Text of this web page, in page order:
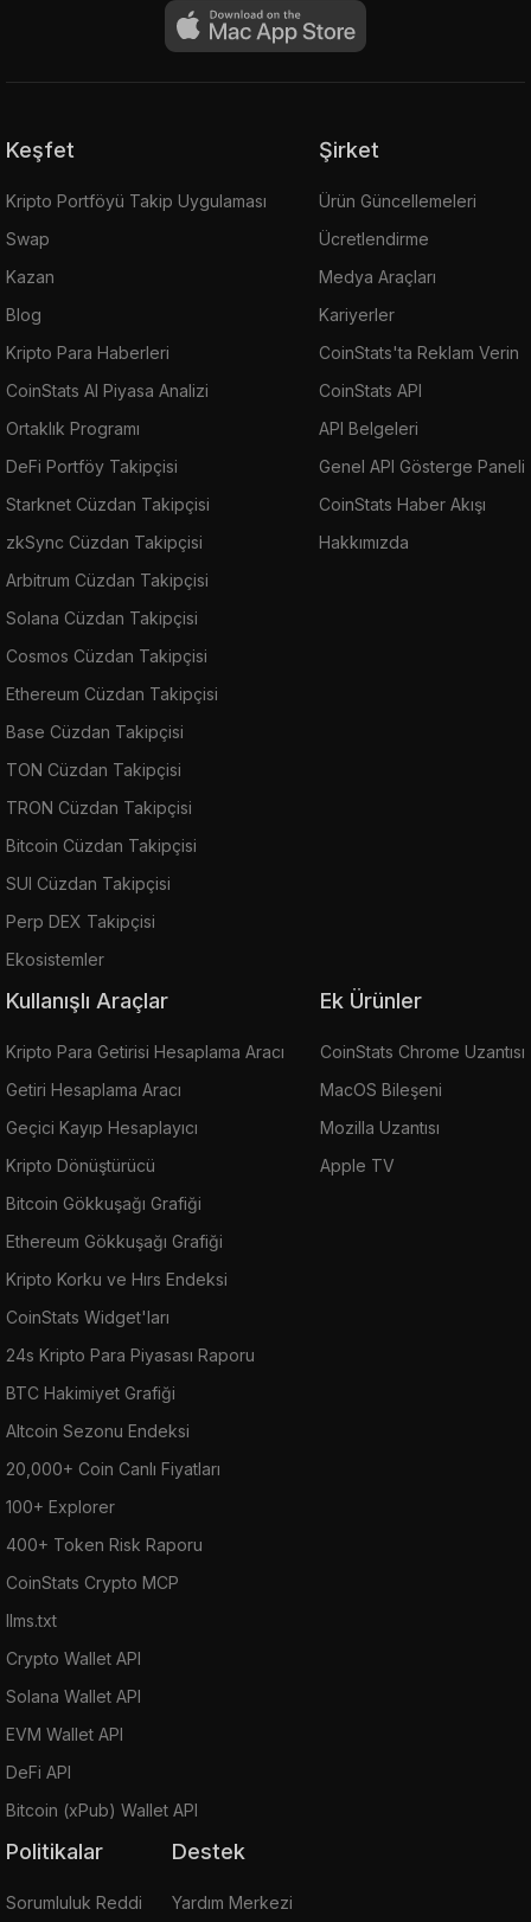
Keşfet
Kripto Portföyü Takip Uygulaması
Swap
Kazan
Blog
Kripto Para Haberleri
CoinStats AI Piyasa Analizi
Ortaklık Programı
DeFi Portföy Takipçisi
Starknet Cüzdan Takipçisi
zkSync Cüzdan Takipçisi
Arbitrum Cüzdan Takipçisi
Solana Cüzdan Takipçisi
Cosmos Cüzdan Takipçisi
Ethereum Cüzdan Takipçisi
Base Cüzdan Takipçisi
TON Cüzdan Takipçisi
TRON Cüzdan Takipçisi
Bitcoin Cüzdan Takipçisi
SUI Cüzdan Takipçisi
Perp DEX Takipçisi
Ekosistemler
Şirket
Ürün Güncellemeleri
Ücretlendirme
Medya Araçları
Kariyerler
CoinStats'ta Reklam Verin
CoinStats API
API Belgeleri
Genel API Gösterge Paneli
CoinStats Haber Akışı
Hakkımızda
Kullanışlı Araçlar
Kripto Para Getirisi Hesaplama Aracı
Getiri Hesaplama Aracı
Geçici Kayıp Hesaplayıcı
Kripto Dönüştürücü
Bitcoin Gökkuşağı Grafiği
Ethereum Gökkuşağı Grafiği
Kripto Korku ve Hırs Endeksi
CoinStats Widget'ları
24s Kripto Para Piyasası Raporu
BTC Hakimiyet Grafiği
Altcoin Sezonu Endeksi
20,000+ Coin Canlı Fiyatları
100+ Explorer
400+ Token Risk Raporu
CoinStats Crypto MCP
llms.txt
Crypto Wallet API
Solana Wallet API
EVM Wallet API
DeFi API
Bitcoin (xPub) Wallet API
Ek Ürünler
CoinStats Chrome Uzantısı
MacOS Bileşeni
Mozilla Uzantısı
Apple TV
Politikalar
Sorumluluk Reddi
Destek
Yardım Merkezi